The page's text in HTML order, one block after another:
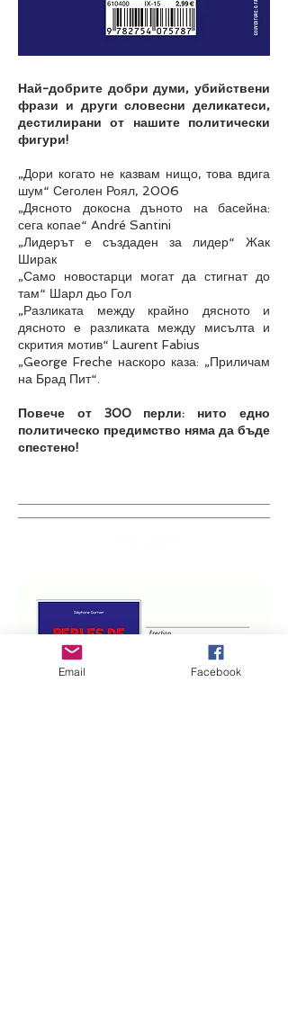
Най-добрите добри думи, убийствени
фрази и други словесни деликатеси,
дестилирани от нашите политически
фигури!
„Дори когато не казвам нищо, това вдига
шум“ Сеголен Роял, 2006
„Дясното докосна дъното на басейна:
сега копае“ André Santini
„Лидерът е създаден за лидер“ Жак
Ширак
„Само новостарци могат да стигнат до
там“ Шарл дьо Гол
„Разликата между крайно дясното и
дясното е разликата между мисълта и
скрития мотив“ Laurent Fabius
„George Freche наскоро каза: „Приличам
на Брад Пит“.
Повече от 300 перли: нито едно
политическо предимство няма да бъде
спестено!
Email Facebook